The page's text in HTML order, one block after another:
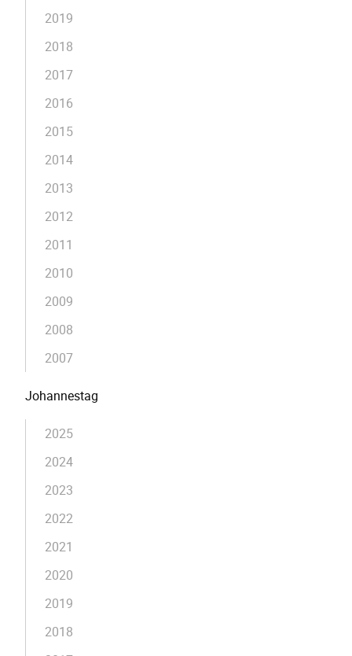
2019
2018
2017
2016
2015
2014
2013
2012
2011
2010
2009
2008
2007
Johannestag
2025
2024
2023
2022
2021
2020
2019
2018